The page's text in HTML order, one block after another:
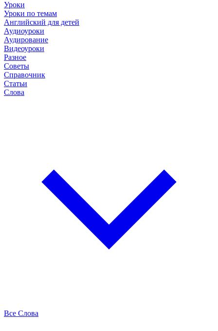
Уроки
Уроки по темам
Английский для детей
Аудиоуроки
Аудирование
Видеоуроки
Разное
Советы
Справочник
Статьи
Слова
Все Слова